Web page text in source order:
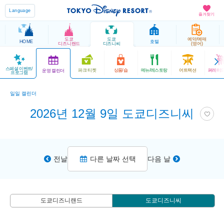
즐겨찾기
Language
HOME
도쿄
디즈니랜드
도쿄
디즈니씨
호텔
예약/예매
(영어)
스페셜 이벤트/
프로그램 운영 캘린더 파크 티켓 상품/숍 메뉴/레스토랑 어트랙션 퍼레이
일일 캘린더
2026년 12월 9일 도쿄디즈니씨
전날 다른 날짜 선택 다음 날
도쿄디즈니랜드 도쿄디즈니씨